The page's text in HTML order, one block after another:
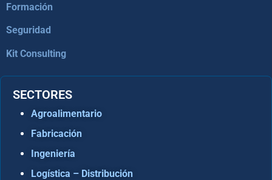
Formación
Seguridad
Kit Consulting
SECTORES
Agroalimentario
Fabricación
Ingeniería
Logística – Distribución